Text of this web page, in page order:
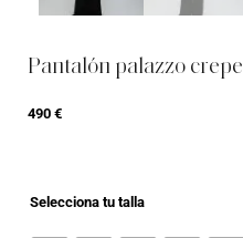
Pantalón palazzo crepe
490 €
Selecciona tu talla